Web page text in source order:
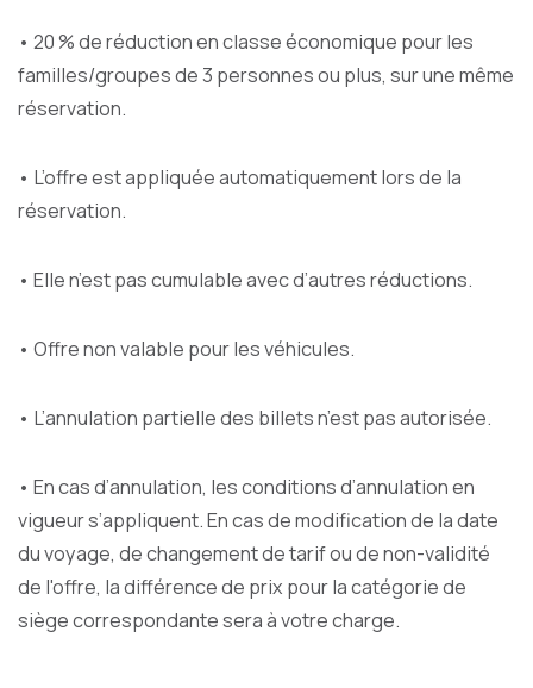
• 20 % de réduction en classe économique pour les
familles/groupes de 3 personnes ou plus, sur une même
réservation.
• L’offre est appliquée automatiquement lors de la
réservation.
• Elle n’est pas cumulable avec d’autres réductions.
• Offre non valable pour les véhicules.
• L’annulation partielle des billets n’est pas autorisée.
• En cas d’annulation, les conditions d’annulation en
vigueur s’appliquent. En cas de modification de la date
du voyage, de changement de tarif ou de non-validité
de l'offre, la différence de prix pour la catégorie de
siège correspondante sera à votre charge.